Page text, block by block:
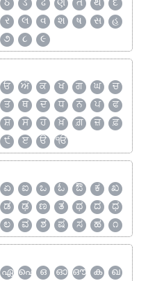
ઠ ડ ઢ ણ ત થ
દ
ર લ વ શ ષ સ
હ
૭ ૮ ૯
ਓ ਔ ਕ ਖ ਗ ਘ
ਚ
ਤ ਥ ਦ ਧ ਨ ਪ
ਫ
ਸ਼ ਸ ਹ ਖ਼ ਗ਼ ਜ਼
ਫ਼
੯ ੲ ੳ ੴ
ಏ ಐ ಒ ಓ ಔ ಕ
ಖ
ಡ ಢ ಣ ತ ಥ ದ
ಧ
ಲ ವ ಶ ಷ ಸ ಹ ೧
ഏ ഐ ഒ ഓ ഔ ക
ഖ